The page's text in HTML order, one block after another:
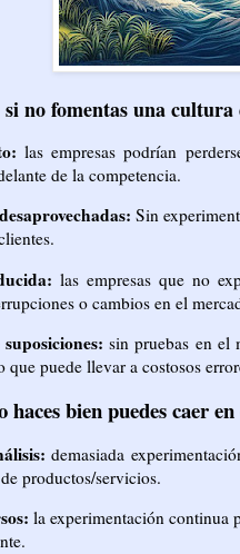
no fomentas una cultura
las empresas podrían
de la competencia.
Sin
las empresas que no
o cambios en el
sin pruebas en el
que puede llevar a costosos
haces bien puedes caer
demasiada
productos/servicios.
la experimentación continua